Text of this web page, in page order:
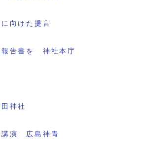
向けた提言
告書を 神社本庁
神社
講演 広島神青